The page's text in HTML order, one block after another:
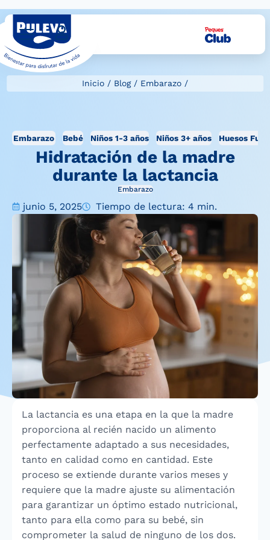
Inicio / Blog/ Embarazo /
Embarazo Bebé Niños 1-3 años Niños 3+ años Huesos
Hidratación de la madre
durante la lactancia
Embarazo
junio 5, 2025 Tiempo de lectura: 4 min.
La lactancia es una etapa en la que la madre
proporciona al recién nacido un alimento
perfectamente adaptado a sus necesidades,
tanto en calidad como en cantidad. Este
proceso se extiende durante varios meses y
requiere que la madre ajuste su alimentación
para garantizar un óptimo estado nutricional,
tanto para ella como para su bebé, sin
comprometer la salud de ninguno de los dos.